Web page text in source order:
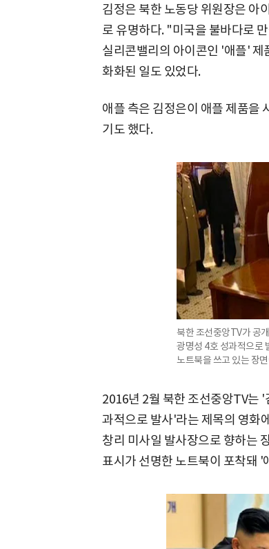
김정은 북한 노동당 위원장은 아
로 유명하다. "미국을 불바다로
실리콘밸리의 아이콘인 '애플' 제
화화된 일도 있었다.
애플 측은 김정은이 애플 제품을
기도 했다.
북한 조선중앙TV가 공
광명성 4호 성과적으로
노트북을 쓰고 있는 장
2016년 2월 북한 조선중앙TV는
과적으로 발사'라는 제목의 영화
창리 미사일 발사장으로 향하는
표시가 선명한 노트북이 포착돼